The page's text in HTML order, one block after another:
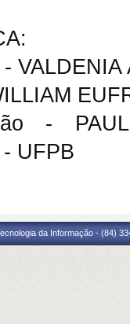
-
UFPB
da Informação - (84)